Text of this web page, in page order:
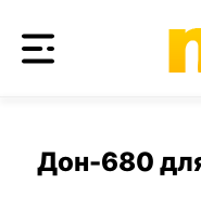
Дон-680